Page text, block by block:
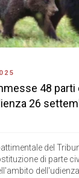
48 parti
26
del
di parte